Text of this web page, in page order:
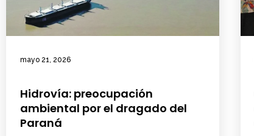
mayo 21, 2026
Hidrovía: preocupación
ambiental por el dragado del
Paraná